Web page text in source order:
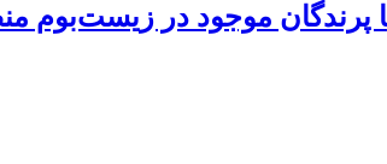
پرندگان موجود در زیست‌بوم